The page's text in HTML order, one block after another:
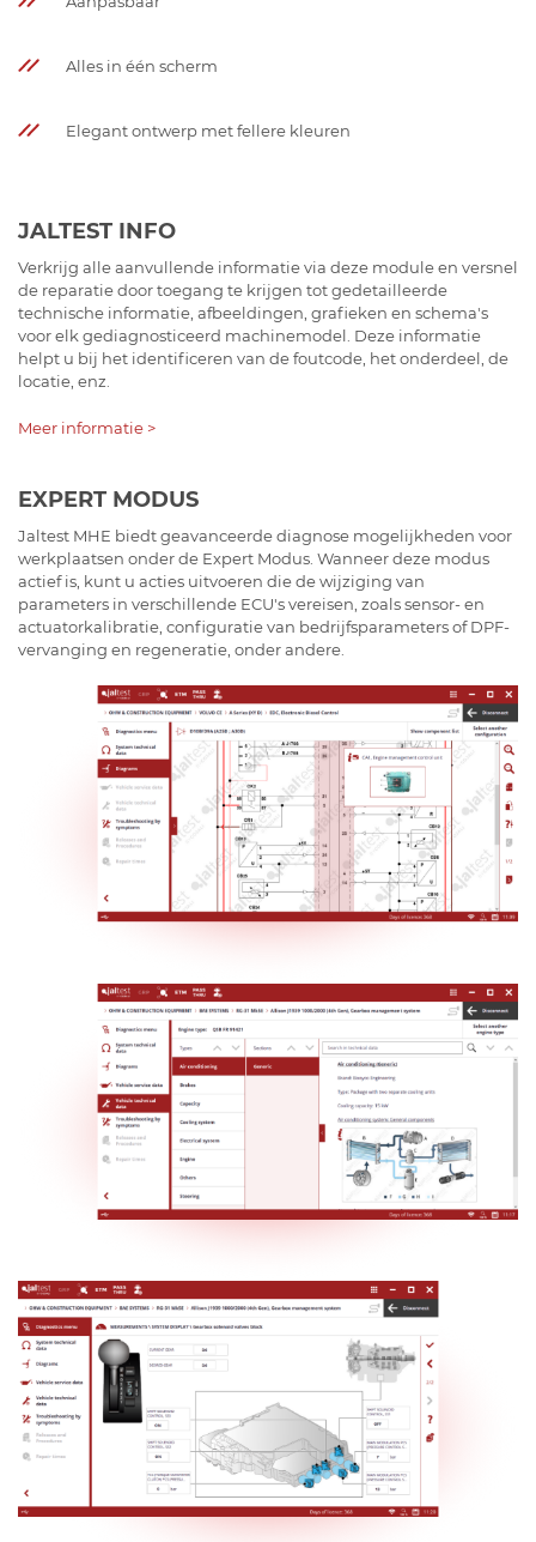
Alles in één scherm
Elegant ontwerp met fellere kleuren
JALTEST INFO
Verkrijg alle aanvullende informatie via deze module en versnel
de reparatie door toegang te krijgen tot gedetailleerde
technische informatie, afbeeldingen, grafieken en schema's
voor elk gediagnosticeerd machinemodel. Deze informatie
helpt u bij het identificeren van de foutcode, het onderdeel, de
locatie, enz.
Meer informatie >
EXPERT MODUS
Jaltest MHE biedt geavanceerde diagnose mogelijkheden voor
werkplaatsen onder de Expert Modus. Wanneer deze modus
actief is, kunt u acties uitvoeren die de wijziging van
parameters in verschillende ECU's vereisen, zoals sensor- en
actuatorkalibratie, configuratie van bedrijfsparameters of DPF-
vervanging en regeneratie, onder andere.